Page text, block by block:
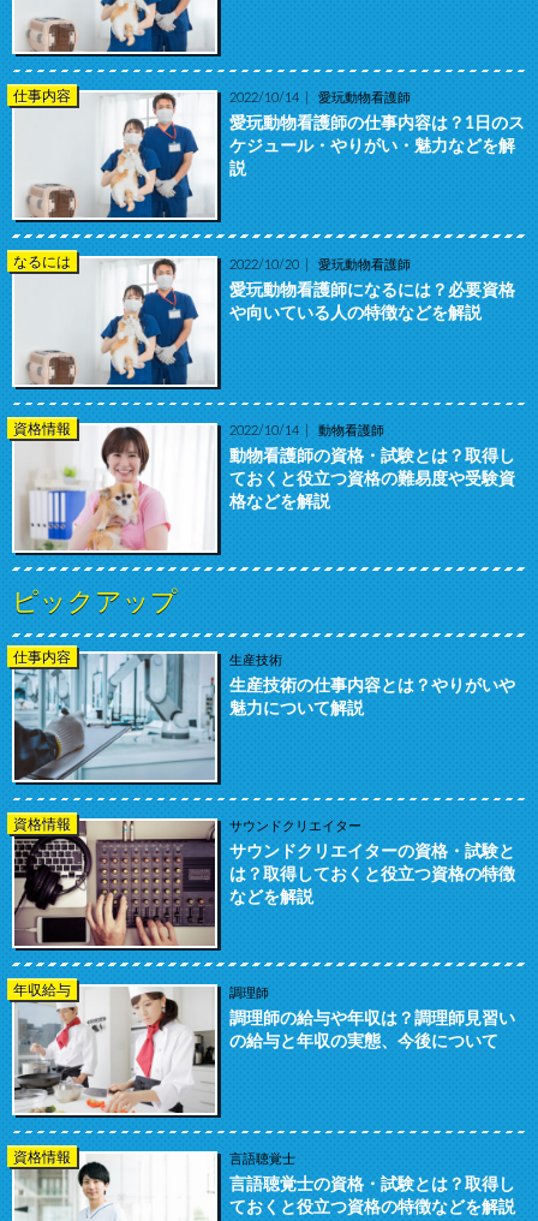
仕事内容 2022/10/14 愛玩動物看護師
愛玩動物看護師の仕事内容は？1日のス
ケジュール・やりがい・魅力などを解
説
なるには 2022/10/20 愛玩動物看護師
愛玩動物看護師になるには？必要資格
や向いている人の特徴などを解説
資格情報 2022/10/14 動物看護師
動物看護師の資格・試験とは？取得し
ておくと役立つ資格の難易度や受験資
格などを解説
ピックアップ
仕事内容 生産技術
生産技術の仕事内容とは？やりがいや
魅力について解説
資格情報 サウンドクリエイター
サウンドクリエイターの資格・試験と
は？取得しておくと役立つ資格の特徴
などを解説
年収給与 調理師
調理師の給与や年収は？調理師見習い
の給与と年収の実態、今後について
資格情報 言語聴覚士
言語聴覚士の資格・試験とは？取得し
ておくと役立つ資格の特徴などを解説